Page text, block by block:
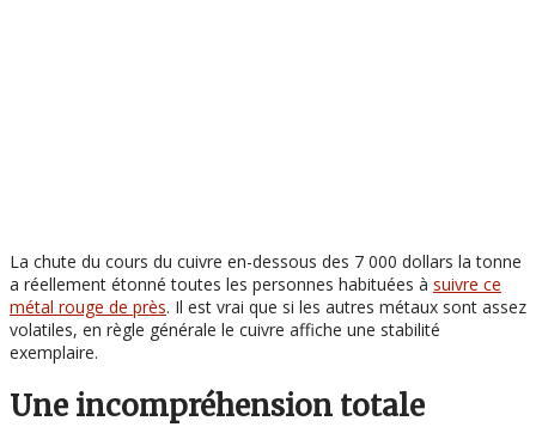
La chute du cours du cuivre en-dessous des 7 000 dollars la tonne
a réellement étonné toutes les personnes habituées à suivre ce
métal rouge de près. Il est vrai que si les autres métaux sont assez
volatiles, en règle générale le cuivre affiche une stabilité
exemplaire.
Une incompréhension totale